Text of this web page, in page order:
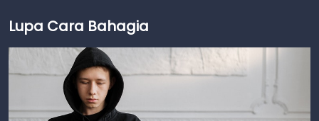
Lupa Cara Bahagia